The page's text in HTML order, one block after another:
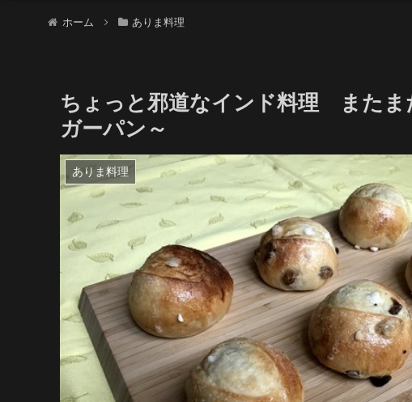
ホーム ありま料理
ちょっと邪道なインド料理 またま
ガーパン～
ありま料理